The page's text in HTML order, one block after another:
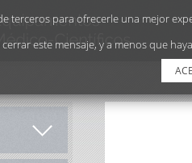
terceros para ofrecerle una mejor
este mensaje, y a menos que